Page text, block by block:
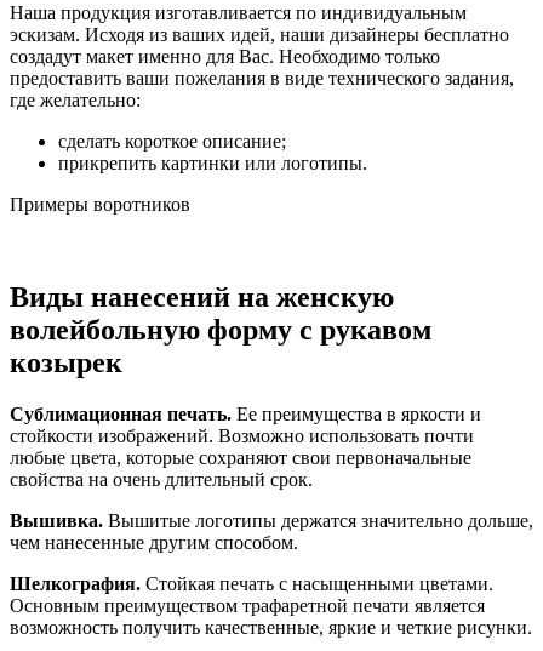
Наша продукция изготавливается по индивидуальным
эскизам. Исходя из ваших идей, наши дизайнеры бесплатно
создадут макет именно для Вас. Необходимо только
предоставить ваши пожелания в виде технического задания,
где желательно:
сделать короткое описание;
прикрепить картинки или логотипы.
Примеры воротников
Виды нанесений на женскую
волейбольную форму с рукавом
козырек
Сублимационная печать. Ее преимущества в яркости и
стойкости изображений. Возможно использовать почти
любые цвета, которые сохраняют свои первоначальные
свойства на очень длительный срок.
Вышивка. Вышитые логотипы держатся значительно дольше,
чем нанесенные другим способом.
Шелкография. Стойкая печать с насыщенными цветами.
Основным преимуществом трафаретной печати является
возможность получить качественные, яркие и четкие рисунки.